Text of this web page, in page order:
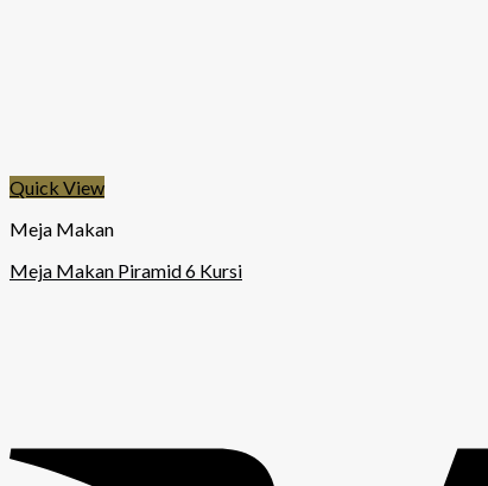
Quick View
Meja Makan
Meja Makan Piramid 6 Kursi